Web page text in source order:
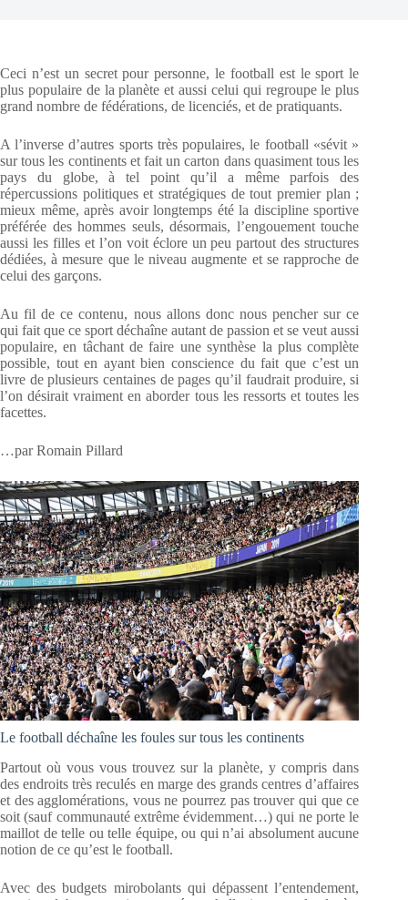
Ceci n’est un secret pour personne, le football est le sport le
plus populaire de la planète et aussi celui qui regroupe le plus
grand nombre de fédérations, de licenciés, et de pratiquants.
A l’inverse d’autres sports très populaires, le football «sévit »
sur tous les continents et fait un carton dans quasiment tous les
pays du globe, à tel point qu’il a même parfois des
répercussions politiques et stratégiques de tout premier plan ;
mieux même, après avoir longtemps été la discipline sportive
préférée des hommes seuls, désormais, l’engouement touche
aussi les filles et l’on voit éclore un peu partout des structures
dédiées, à mesure que le niveau augmente et se rapproche de
celui des garçons.
Au fil de ce contenu, nous allons donc nous pencher sur ce
qui fait que ce sport déchaîne autant de passion et se veut aussi
populaire, en tâchant de faire une synthèse la plus complète
possible, tout en ayant bien conscience du fait que c’est un
livre de plusieurs centaines de pages qu’il faudrait produire, si
l’on désirait vraiment en aborder tous les ressorts et toutes les
facettes.
…par Romain Pillard
Le football déchaîne les foules sur tous les continents
Partout où vous vous trouvez sur la planète, y compris dans
des endroits très reculés en marge des grands centres d’affaires
et des agglomérations, vous ne pourrez pas trouver qui que ce
soit (sauf communauté extrême évidemment…) qui ne porte le
maillot de telle ou telle équipe, ou qui n’ai absolument aucune
notion de ce qu’est le football.
Avec des budgets mirobolants qui dépassent l’entendement,